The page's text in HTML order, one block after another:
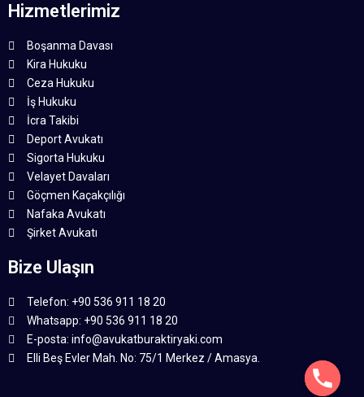
Hizmetlerimiz
Boşanma Davası
Kira Hukuku
Ceza Hukuku
İş Hukuku
İcra Takibi
Deport Avukatı
Sigorta Hukuku
Velayet Davaları
Göçmen Kaçakçılığı
Nafaka Avukatı
Şirket Avukatı
Bize Ulaşın
Telefon: +90 536 911 18 20
Whatsapp: +90 536 911 18 20
E-posta: info@avukatburaktiryaki.com
Elli Beş Evler Mah. No: 75/1 Merkez / Amasya.